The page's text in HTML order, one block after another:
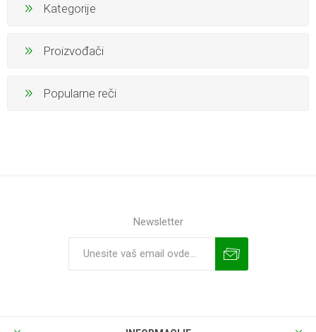
Kategorije
Proizvođači
Popularne reči
Newsletter